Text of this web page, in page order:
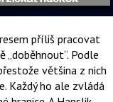
příliš pracovat
„doběhnout“. Podle
většina z nich
Každý ho ale zvládá